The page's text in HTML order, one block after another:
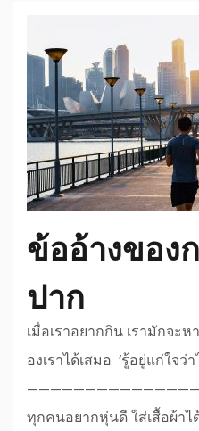
ข้ออ้างของ
ปาก
เมื่อเราอยากกิน เรามักจ
องเราได้เสมอ ‘รู้อยู่แก่ใจว่
ทุกคนอยากหุ่นดี ใส่เสื้อผ้า